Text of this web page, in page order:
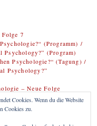
7
(Programm) /
Psychology?” (Program)
Psychologie?“ (Tagung) /
Psychology?”
– Neue Folge
Grunde gut: Eine neue
Cookies. Wenn du die Website
Cookies zu.